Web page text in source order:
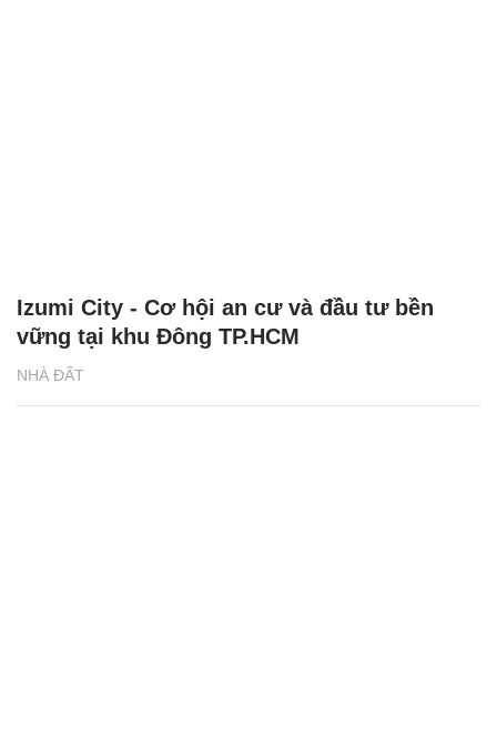
NHÀ ĐẤT
Izumi City - Cơ hội an cư và đầu tư bền
vững tại khu Đông TP.HCM